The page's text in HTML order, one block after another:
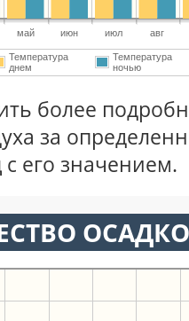
май июн июл авг
Температура
днем
Температура
ночью
более
за
с его значением.